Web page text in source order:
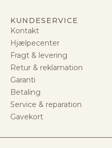
KUNDESERVICE
Kontakt
Hjælpecenter
Fragt & levering
Retur & reklamation
Garanti
Betaling
Service & reparation
Gavekort